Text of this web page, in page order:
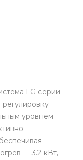
LG серии
уровнем
— 3.2 кВт,